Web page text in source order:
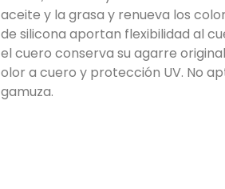
aceite y la grasa y renueva los
de silicona aportan flexibilidad al
el cuero conserva su agarre
olor a cuero y protección UV. No
gamuza.